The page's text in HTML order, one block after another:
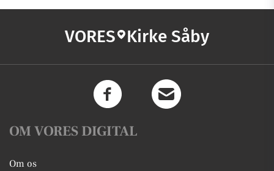
VORES Kirke Såby
OM VORES DIGITAL
Om os